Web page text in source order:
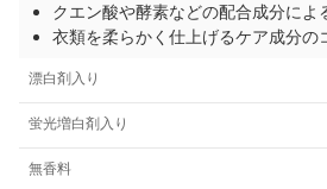
クエン酸や酵素などの配合成分によ
衣類を柔らかく仕上げるケア成分の
漂白剤入り
蛍光増白剤入り
無香料